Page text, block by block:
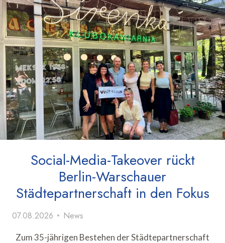
Social-Media-Takeover rückt
Berlin-Warschauer
Städtepartnerschaft in den Fokus
07.08.2026 News
Zum 35-jährigen Bestehen der Städtepartnerschaft